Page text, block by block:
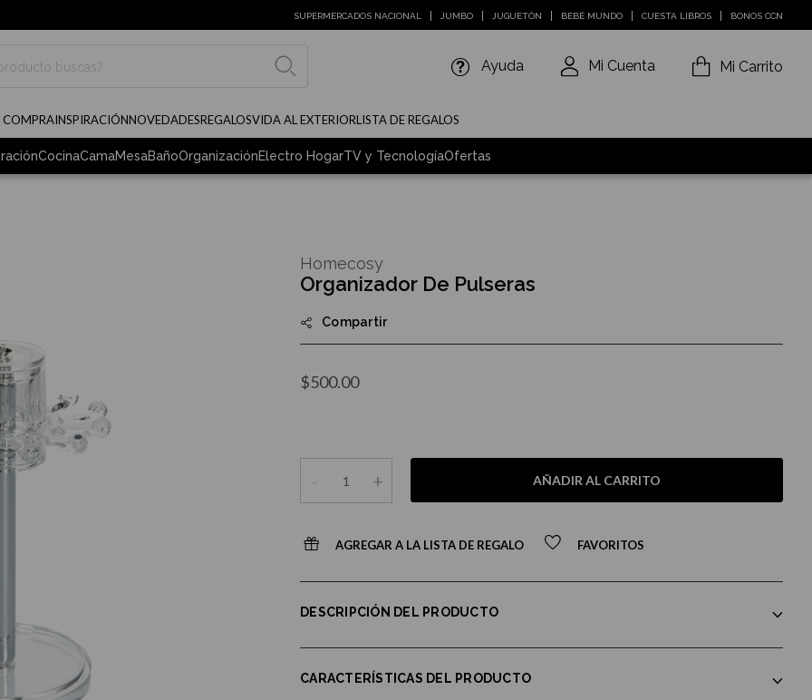
SUPERMERCADOS NACIONAL JUMBO JUGUETÓN BEBÉ MUNDO CUESTA LIBROS BONOS CCN
Ayuda Mi Cuenta Mi Carrito
COMPRAINSPIRACIÓNNOVEDADESREGALOSVIDA AL EXTERIORLISTA DE REGALOS
CocinaCamaMesaBañoOrganizaciónElectro HogarTV y TecnologíaOfertas
Organizador De Pulseras
Compartir
$500.00
- + AÑADIR AL CARRITO
AGREGAR A LA LISTA DE REGALO FAVORITOS
Homecosy
DESCRIPCIÓN DEL PRODUCTO
CARACTERÍSTICAS DEL PRODUCTO